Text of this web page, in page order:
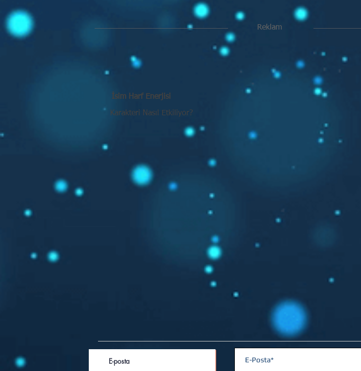
Reklam
İsim Harf Enerjisi
Karakteri Nasıl Etkiliyor?